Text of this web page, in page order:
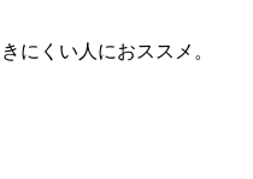
にくい人におススメ。